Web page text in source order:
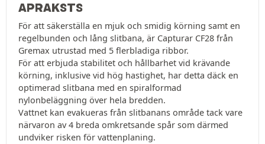
APRAKSTS
För att säkerställa en mjuk och smidig körning samt en
regelbunden och lång slitbana, är Capturar CF28 från
Gremax utrustad med 5 flerbladiga ribbor.
För att erbjuda stabilitet och hållbarhet vid krävande
körning, inklusive vid hög hastighet, har detta däck en
optimerad slitbana med en spiralformad
nylonbeläggning över hela bredden.
Vattnet kan evakueras från slitbanans område tack vare
närvaron av 4 breda omkretsande spår som därmed
undviker risken för vattenplaning.